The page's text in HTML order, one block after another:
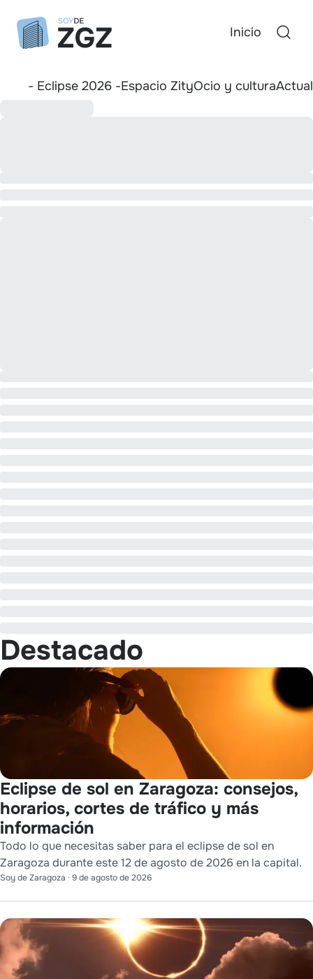
Inicio
- Eclipse 2026 -Espacio ZityOcio y cultura
Destacado
Eclipse de sol en Zaragoza: consejos,
horarios, cortes de tráfico y más
información
Todo lo que necesitas saber para el eclipse de sol en
Zaragoza durante este 12 de agosto de 2026 en la capital.
Soy de Zaragoza · 9 de agosto de 2026